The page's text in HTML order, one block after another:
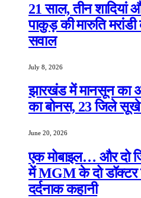
21 साल, तीन
पाकुड़ की मारुति
सवाल
July 8, 2026
झारखंड में मानसून का
का बोनस, 23 जिले सूखे
June 20, 2026
एक मोबाइल… और दो
में MGM के दो डॉक्टर
दर्दनाक कहानी